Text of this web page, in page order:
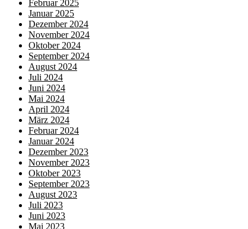
Februar 2025
Januar 2025
Dezember 2024
November 2024
Oktober 2024
September 2024
August 2024
Juli 2024
Juni 2024
Mai 2024
April 2024
März 2024
Februar 2024
Januar 2024
Dezember 2023
November 2023
Oktober 2023
September 2023
August 2023
Juli 2023
Juni 2023
Mai 2023